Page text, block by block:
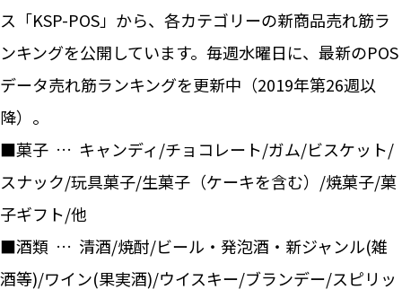
ス「KSP-POS」から、各カテゴリーの新商品売れ筋ラ
ンキングを公開しています。毎週水曜日に、最新のPOS
データ売れ筋ランキングを更新中（2019年第26週以
降）。
■菓子 … キャンディ/チョコレート/ガム/ビスケット/
スナック/玩具菓子/生菓子（ケーキを含む）/焼菓子/菓
子ギフト/他
■酒類 … 清酒/焼酎/ビール・発泡酒・新ジャンル(雑
酒等)/ワイン(果実酒)/ウイスキー/ブランデー/スピリッ